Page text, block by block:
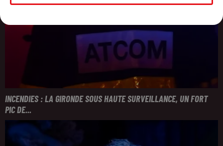
INCENDIES : LA GIRONDE SOUS HAUTE SURVEILLANCE, UN FORT
PIC DE...